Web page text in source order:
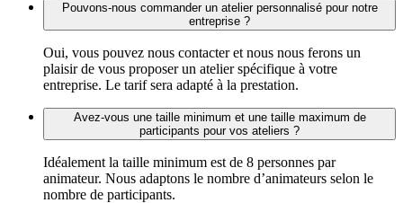
Pouvons-nous commander un atelier personnalisé pour notre
entreprise ?
Oui, vous pouvez nous contacter et nous nous ferons un
plaisir de vous proposer un atelier spécifique à votre
entreprise. Le tarif sera adapté à la prestation.
Avez-vous une taille minimum et une taille maximum de
participants pour vos ateliers ?
Idéalement la taille minimum est de 8 personnes par
animateur. Nous adaptons le nombre d’animateurs selon le
nombre de participants.